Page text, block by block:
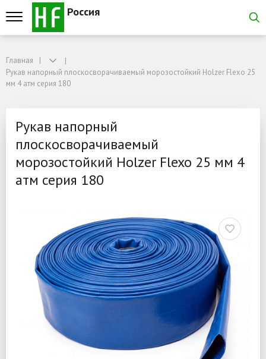
Россия
Рукав напорный плоскосворачиваемый морозостойкий Holzer Flexo 25 мм
Рукав напорный
Главная
Рукав напорный плоскосворачиваемый морозостойкий Holzer Flexo 25
мм 4 атм серия 180
Рукав напорный
плоскосворачиваемый
морозостойкий Holzer Flexo 25 мм 4
атм серия 180